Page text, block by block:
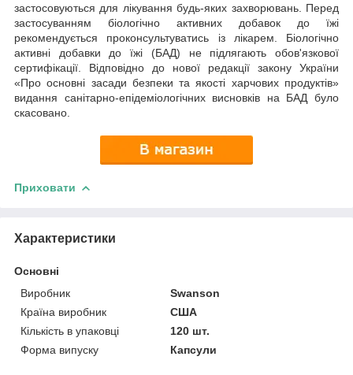
застосовуються для лікування будь-яких захворювань. Перед
застосуванням біологічно активних добавок до їжі
рекомендується проконсультуватись із лікарем. Біологічно
активні добавки до їжі (БАД) не підлягають обов'язкової
сертифікації. Відповідно до нової редакції закону України
«Про основні засади безпеки та якості харчових продуктів»
видання санітарно-епідеміологічних висновків на БАД було
скасовано.
Приховати
Характеристики
Основні
Виробник
Swanson
Країна виробник
США
Кількість в упаковці
120 шт.
Форма випуску
Капсули